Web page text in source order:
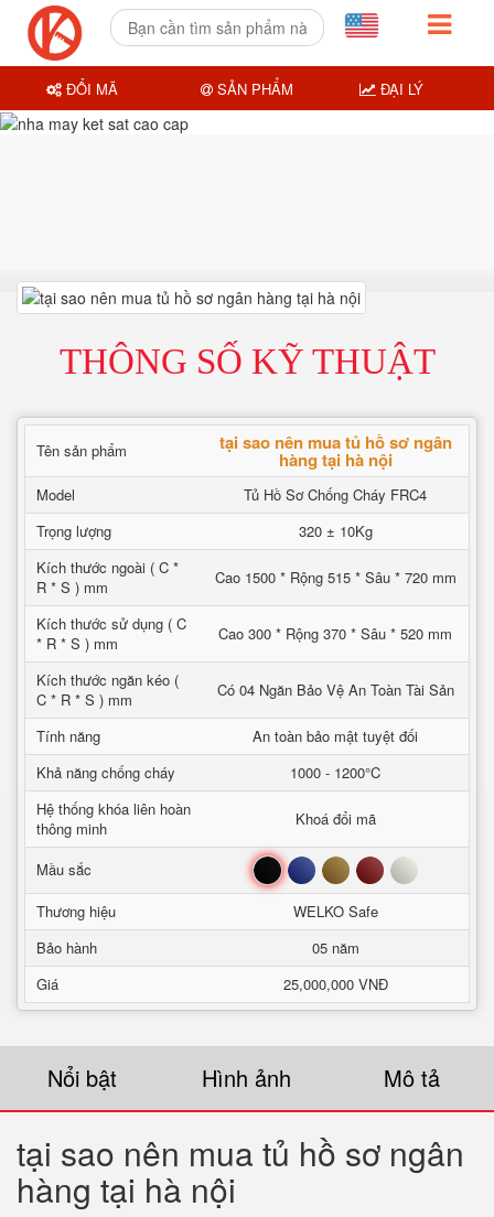
THÔNG SỐ KỸ THUẬT
Tên sản phẩm tại sao nên mua tủ hồ sơ ngân
hàng tại hà nội
Model
Tủ Hồ Sơ Chống Cháy FRC4
Trọng lượng
320 ± 10Kg
Kích thước ngoài ( C *
R * S ) mm
Cao 1500 * Rộng 515 * Sâu * 720 mm
Kích thước sử dụng ( C
* R * S ) mm
Cao 300 * Rộng 370 * Sâu * 520 mm
Kích thước ngăn kéo (
C * R * S ) mm
Có 04 Ngăn Bảo Vệ An Toàn Tài Sản
Tính năng
An toàn bảo mật tuyệt đối
Khả năng chống cháy
1000 - 1200°C
Hệ thống khóa liên hoàn
thông minh
Khoá đổi mã
Mầu sắc Đen Xanh Nâu Đỏ Trắng
Thương hiệu
WELKO Safe
Bảo hành
05 năm
Giá
25,000,000 VNĐ
Nổi bật Hình ảnh Mô tả
tại sao nên mua tủ hồ sơ ngân
hàng tại hà nội
ĐỔI MÃ SẢN PHẨM ĐẠI LÝ